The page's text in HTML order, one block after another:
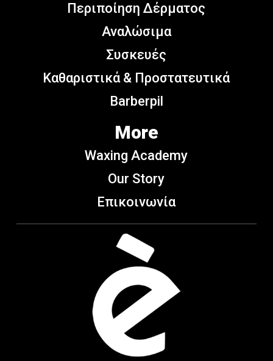
Περιποίηση Δέρματος
Αναλώσιμα
Συσκευές
Καθαριστικά & Προστατευτικά
Barberpil
More
Waxing Academy
Our Story
Επικοινωνία